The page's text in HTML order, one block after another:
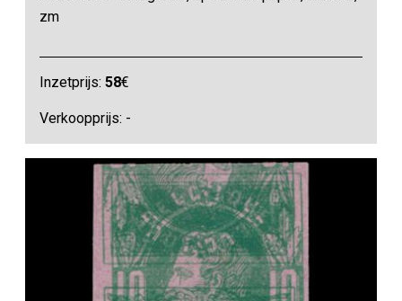
zm
Inzetprijs:58€
Verkoopprijs: -